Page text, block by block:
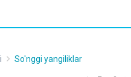
So'nggi yangiliklar